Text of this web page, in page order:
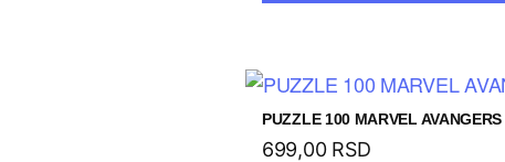
PUZZLE 100 MARVEL AVANGERS
699,00 RSD